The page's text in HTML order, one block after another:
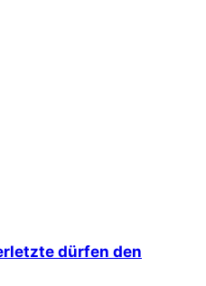
dürfen den